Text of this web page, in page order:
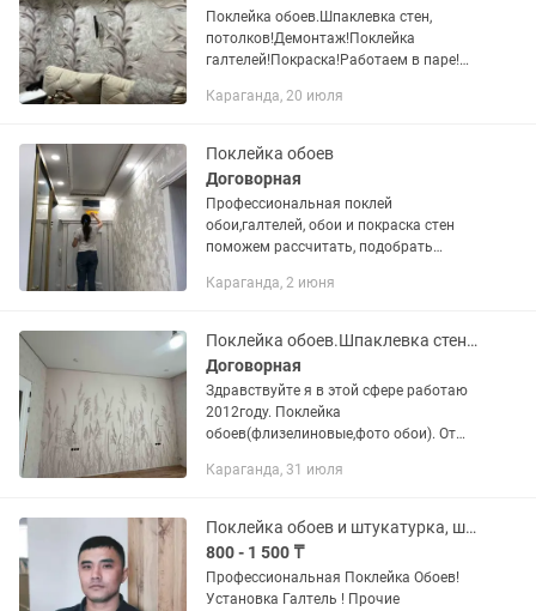
Поклейка обоев.Шпаклевка стен,
потолков!Демонтаж!Поклейка
галтелей!Покраска!Работаем в паре!
все имеются!Писать на !!
Караганда, 20 июля
Поклейка обоев
Договорная
Профессиональная поклей
обои,галтелей, обои и покраска стен
поможем рассчитать, подобрать
материал
Караганда, 2 июня
Поклейка обоев.Шпаклевка стен и потолка. Покраска . Галтели...Майкудук
Договорная
Здравствуйте я в этой сфере работаю
2012году. Поклейка
обоев(флизелиновые,фото обои). От
Шпаклевка стен (под обои, под
стен и потолков от...
Караганда, 31 июля
Поклейка обоев и штукатурка, шпаклевка, бамбук панель, гибкий мрамор
800 - 1 500 ₸
Профессиональная Поклейка Обоев!
Установка Галтель ! Прочие